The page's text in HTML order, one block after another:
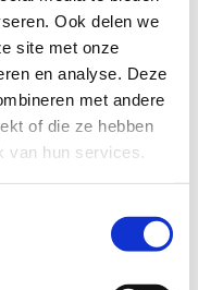
Ook delen we
site met onze
en analyse. Deze
met andere
of die ze hebben
van hun services.
sportevenement